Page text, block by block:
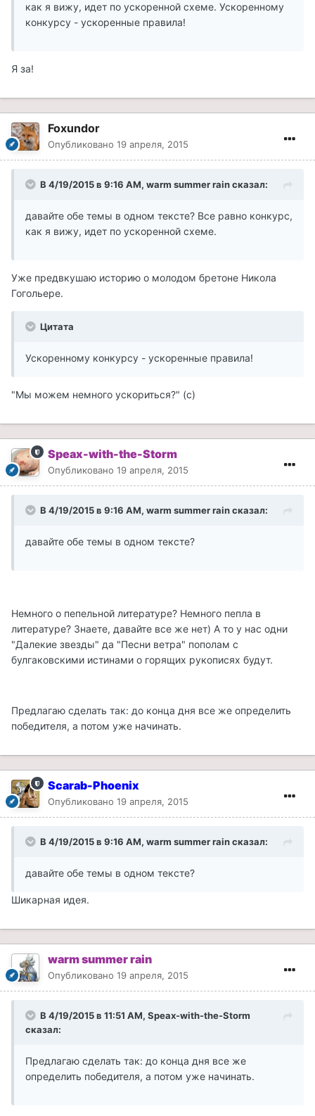
как я вижу, идет по ускоренной схеме. Ускоренному
конкурсу - ускоренные правила!
Я за!
Foxundor
Опубликовано 19 апреля, 2015
В 4/19/2015 в 9:16 AM, warm summer rain сказал:
давайте обе темы в одном тексте? Все равно конкурс,
как я вижу, идет по ускоренной схеме.
Уже предвкушаю историю о молодом бретоне Никола
Гогольере.
Цитата
Ускоренному конкурсу - ускоренные правила!
"Мы можем немного ускориться?" (с)
Speax-with-the-Storm
Опубликовано 19 апреля, 2015
В 4/19/2015 в 9:16 AM, warm summer rain сказал:
давайте обе темы в одном тексте?
Немного о пепельной литературе? Немного пепла в
литературе? Знаете, давайте все же нет) А то у нас одни
"Далекие звезды" да "Песни ветра" пополам с
булгаковскими истинами о горящих рукописях будут.
Предлагаю сделать так: до конца дня все же определить
победителя, а потом уже начинать.
Scarab-Phoenix
Опубликовано 19 апреля, 2015
В 4/19/2015 в 9:16 AM, warm summer rain сказал:
давайте обе темы в одном тексте?
Шикарная идея.
warm summer rain
Опубликовано 19 апреля, 2015
В 4/19/2015 в 11:51 AM, Speax-with-the-Storm
сказал:
Предлагаю сделать так: до конца дня все же
определить победителя, а потом уже начинать.